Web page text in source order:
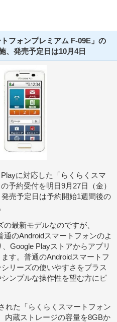
フォンプレミアム F-09E」の
、発売予定日は10月4日
に対応した「らくらくスマ
予約受付を明日9月27日（金）
売予定日は予約開始1週間後の
の最新モデルなのですが、
のAndroidスマートフォンのよ
Google Playストアからアプリ
す。普通のAndroidスマートフ
リーズの使いやすさをプラス
ンプルな操作性を望む方にピ
れた「らくらくスマートフォン
内蔵ストレージの容量を8GBか